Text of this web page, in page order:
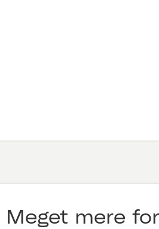
Meget mere